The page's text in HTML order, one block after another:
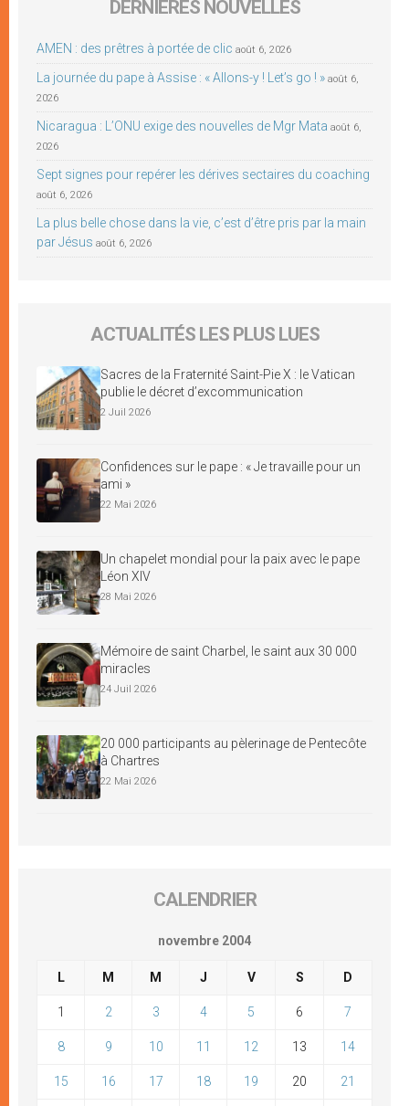
DERNIÈRES NOUVELLES
AMEN : des prêtres à portée de clic août 6, 2026
La journée du pape à Assise : « Allons-y ! Let’s go ! » août 6,
2026
Nicaragua : L’ONU exige des nouvelles de Mgr Mata août 6,
2026
Sept signes pour repérer les dérives sectaires du coaching
août 6, 2026
La plus belle chose dans la vie, c’est d’être pris par la main
par Jésus août 6, 2026
ACTUALITÉS LES PLUS LUES
Sacres de la Fraternité Saint-Pie X : le Vatican
publie le décret d’excommunication
2 Juil 2026
Confidences sur le pape : « Je travaille pour un
ami »
22 Mai 2026
Un chapelet mondial pour la paix avec le pape
Léon XIV
28 Mai 2026
Mémoire de saint Charbel, le saint aux 30 000
miracles
24 Juil 2026
20 000 participants au pèlerinage de Pentecôte
à Chartres
22 Mai 2026
CALENDRIER
novembre 2004
L M M J V S D
1 2 3 4 5 6 7
8 9 10 11 12 13 14
15 16 17 18 19 20 21